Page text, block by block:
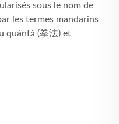
sous le nom de
les termes mandarins
quánfǎ (拳法) et